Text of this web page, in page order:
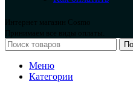
Интернет магазин Cosmo
Принимаем все виды оплаты.
Меню
Категории